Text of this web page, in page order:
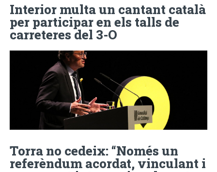
Interior multa un cantant català
per participar en els talls de
carreteres del 3-O
Torra no cedeix: “Només un
referèndum acordat, vinculant i